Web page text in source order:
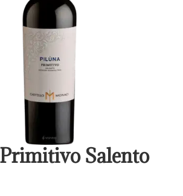
Salento